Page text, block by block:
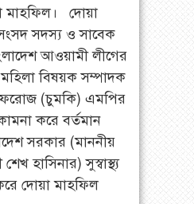
মাহফিল। দোয়া
সদস্য ও সাবেক
আওয়ামী লীগের
বিষয়ক সম্পাদক
(চুমকি) এমপির
করে বর্তমান
সরকার (মাননীয়
শেখ হাসিনার) সুস্বাস্থ্য
দোয়া মাহফিল